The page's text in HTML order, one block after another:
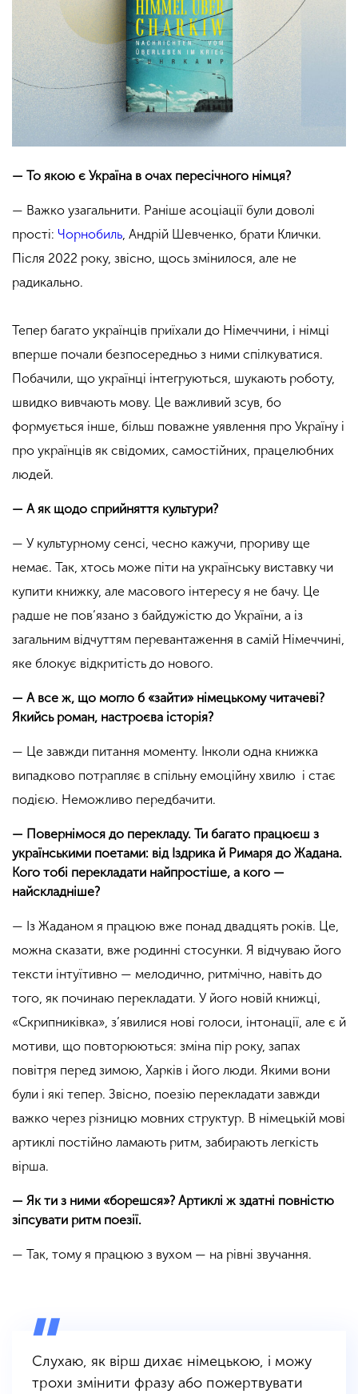
— То якою є Україна в очах пересічного німця?
— Важко узагальнити. Раніше асоціації були доволі
прості: Чорнобиль, Андрій Шевченко, брати Клички.
Після 2022 року, звісно, щось змінилося, але не
радикально.
Тепер багато українців приїхали до Німеччини, і німці
вперше почали безпосередньо з ними спілкуватися.
Побачили, що українці інтегруються, шукають роботу,
швидко вивчають мову. Це важливий зсув, бо
формується інше, більш поважне уявлення про Україну і
про українців як свідомих, самостійних, працелюбних
людей.
— А як щодо сприйняття культури?
— У культурному сенсі, чесно кажучи, прориву ще
немає. Так, хтось може піти на українську виставку чи
купити книжку, але масового інтересу я не бачу. Це
радше не пов’язано з байдужістю до України, а із
загальним відчуттям перевантаження в самій Німеччині,
яке блокує відкритість до нового.
— А все ж, що могло б «зайти» німецькому читачеві?
Якийсь роман, настроєва історія?
— Це завжди питання моменту. Інколи одна книжка
випадково потрапляє в спільну емоційну хвилю і стає
подією. Неможливо передбачити.
— Повернімося до перекладу. Ти багато працюєш з
українськими поетами: від Іздрика й Римаря до Жадана.
Кого тобі перекладати найпростіше, а кого —
найскладніше?
— Із Жаданом я працюю вже понад двадцять років. Це,
можна сказати, вже родинні стосунки. Я відчуваю його
тексти інтуїтивно — мелодично, ритмічно, навіть до
того, як починаю перекладати. У його новій книжці,
«Скрипниківка», з’явилися нові голоси, інтонації, але є й
мотиви, що повторюються: зміна пір року, запах
повітря перед зимою, Харків і його люди. Якими вони
були і які тепер. Звісно, поезію перекладати завжди
важко через різницю мовних структур. В німецькій мові
артиклі постійно ламають ритм, забирають легкість
вірша.
— Як ти з ними «борешся»? Артиклі ж здатні повністю
зіпсувати ритм поезії.
— Так, тому я працюю з вухом — на рівні звучання.
Слухаю, як вірш дихає німецькою, і можу
трохи змінити фразу або пожертвувати